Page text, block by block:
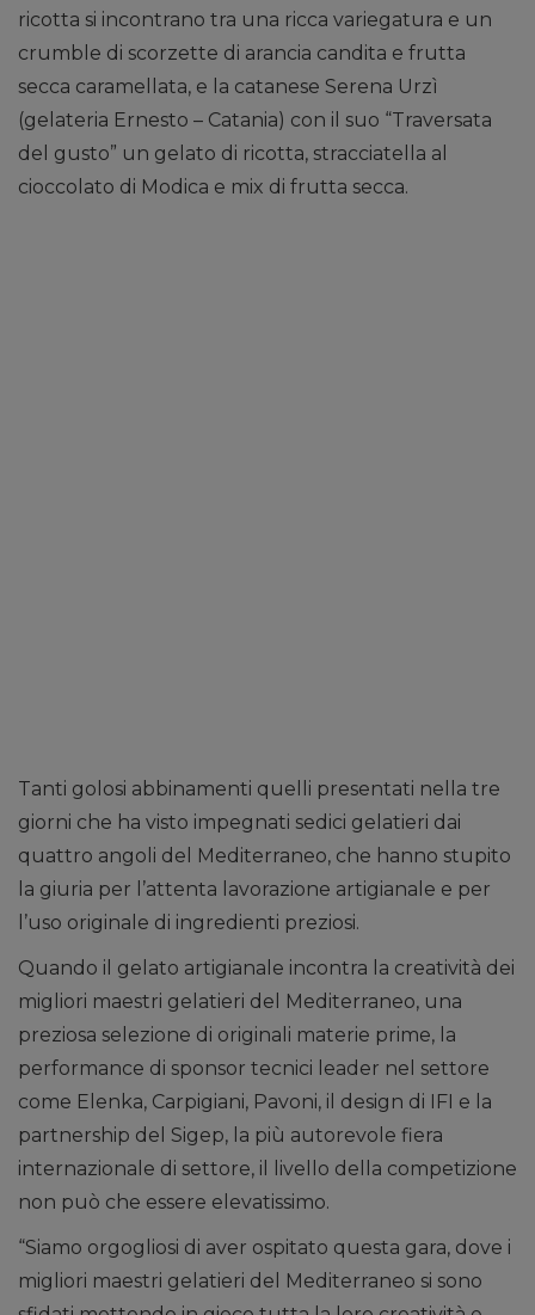
ricotta si incontrano tra una ricca variegatura e un
crumble di scorzette di arancia candita e frutta
secca caramellata, e la catanese Serena Urzì
(gelateria Ernesto – Catania) con il suo “Traversata
del gusto” un gelato di ricotta, stracciatella al
cioccolato di Modica e mix di frutta secca.
Tanti golosi abbinamenti quelli presentati nella tre
giorni che ha visto impegnati sedici gelatieri dai
quattro angoli del Mediterraneo, che hanno stupito
la giuria per l’attenta lavorazione artigianale e per
l’uso originale di ingredienti preziosi.
Quando il gelato artigianale incontra la creatività dei
migliori maestri gelatieri del Mediterraneo, una
preziosa selezione di originali materie prime, la
performance di sponsor tecnici leader nel settore
come Elenka, Carpigiani, Pavoni, il design di IFI e la
partnership del Sigep, la più autorevole fiera
internazionale di settore, il livello della competizione
non può che essere elevatissimo.
“Siamo orgogliosi di aver ospitato questa gara, dove i
migliori maestri gelatieri del Mediterraneo si sono